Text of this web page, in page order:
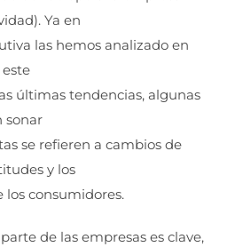
Ya en
las hemos analizado en
últimas tendencias, algunas
sonar
se refieren a cambios de
y los
consumidores.
de las empresas es clave,